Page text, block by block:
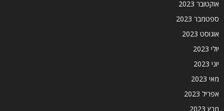
אוקטובר 2023
ספטמבר 2023
אוגוסט 2023
יולי 2023
יוני 2023
מאי 2023
אפריל 2023
מרץ 2023